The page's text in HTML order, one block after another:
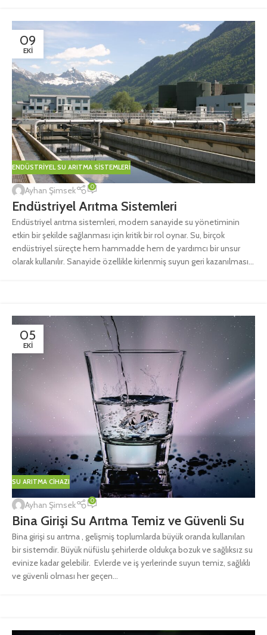
09
EKI
ENDÜSTRIYEL SU ARITMA SISTEMLERI
Ayhan Şimsek 0
Endüstriyel Arıtma Sistemleri
Endüstriyel arıtma sistemleri, modern sanayide su yönetiminin
etkin bir şekilde sağlanması için kritik bir rol oynar. Su, birçok
endüstriyel süreçte hem hammadde hem de yardımcı bir unsur
olarak kullanılır. Sanayide özellikle kirlenmiş suyun geri kazanılması...
05
EKI
SU ARITMA CIHAZI
Ayhan Şimsek 0
Bina Girişi Su Arıtma Temiz ve Güvenli Su
Bina girişi su arıtma , gelişmiş toplumlarda büyük oranda kullanılan
bir sistemdir. Büyük nüfüslu şehirlerde oldukça bozuk ve sağlıksız su
evinize kadar gelebilir. Evlerde ve iş yerlerinde suyun temiz, sağlıklı
ve güvenli olması her geçen...